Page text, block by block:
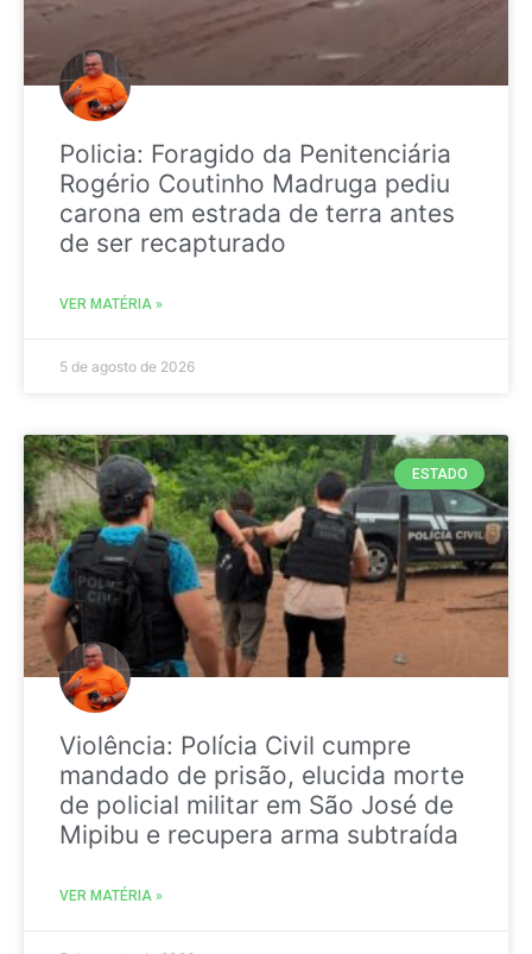
Policia: Foragido da Penitenciária
Rogério Coutinho Madruga pediu
carona em estrada de terra antes
de ser recapturado
VER MATÉRIA »
5 de agosto de 2026
ESTADO
Violência: Polícia Civil cumpre
mandado de prisão, elucida morte
de policial militar em São José de
Mipibu e recupera arma subtraída
VER MATÉRIA »